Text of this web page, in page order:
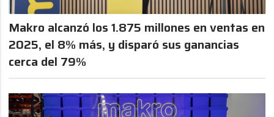
Makro alcanzó los 1.875 millones en ventas en
2025, el 8% más, y disparó sus ganancias
cerca del 79%